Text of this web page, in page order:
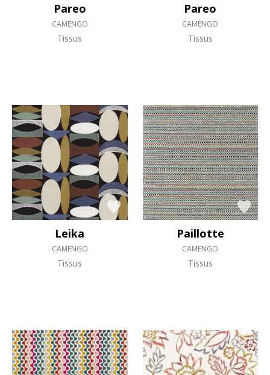
Pareo
CAMENGO
Tissus
Pareo
CAMENGO
Tissus
Leika
CAMENGO
Tissus
Paillotte
CAMENGO
Tissus